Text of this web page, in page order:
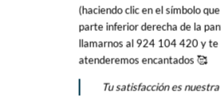
(haciendo clic en el símbolo
parte inferior derecha de la
llamarnos al 924 104 420 y te
atenderemos encantados 🥰
Tu satisfacción es